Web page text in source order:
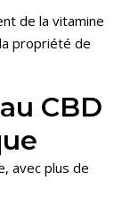
de la vitamine
propriété de
CBD
avec plus de